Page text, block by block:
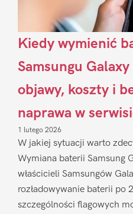
Kiedy wymienić
Samsungu
objawy, koszty i
naprawa w
1 lutego 2026
W jakiej sytuacji warto
Wymiana baterii Samsung
właścicieli Samsungów
rozładowywanie baterii po
szczególności flagowych